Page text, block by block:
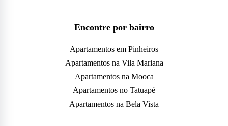
Encontre por bairro
Apartamentos em Pinheiros
Apartamentos na Vila Mariana
Apartamentos na Mooca
Apartamentos no Tatuapé
Apartamentos na Bela Vista